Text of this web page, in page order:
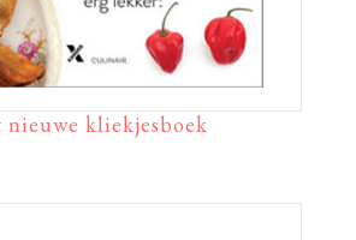
nieuwe kliekjesboek